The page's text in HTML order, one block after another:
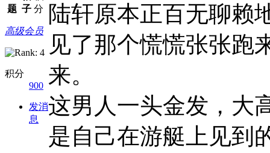
题 子 分
高级会员
积分
900
发消
息
陆轩原本正百无聊赖
见了那个慌慌张张跑
来。
这男人一头金发，大
是自己在游艇上见到